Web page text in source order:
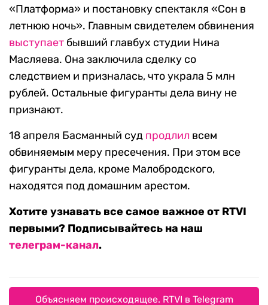
«Платформа» и постановку спектакля «Сон в
летнюю ночь». Главным свидетелем обвинения
выступает бывший главбух студии Нина
Масляева. Она заключила сделку со
следствием и призналась, что украла 5 млн
рублей. Остальные фигуранты дела вину не
признают.
18 апреля Басманный суд продлил всем
обвиняемым меру пресечения. При этом все
фигуранты дела, кроме Малобродского,
находятся под домашним арестом.
Хотите узнавать все самое важное от RTVI
первыми? Подписывайтесь на наш
телеграм-канал.
Объясняем происходящее. RTVI в Telegram